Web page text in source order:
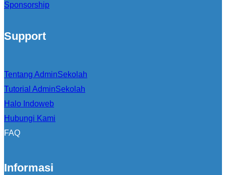
Sponsorship
Support
Tentang AdminSekolah
Tutorial AdminSekolah
Halo Indoweb
Hubungi Kami
FAQ
Informasi